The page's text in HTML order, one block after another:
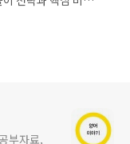
부자료,